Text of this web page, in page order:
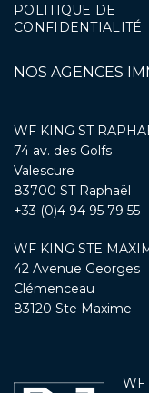
POLITIQUE DE
CONFIDENTIALITÉ
NOS AGENCES
WF KING ST
74 av. des Golfs
Valescure
83700 ST Raphaël
+33 (0)4 94 95 79 55
WF KING STE
42 Avenue Georges
Clémenceau
83120 Ste Maxime
WF